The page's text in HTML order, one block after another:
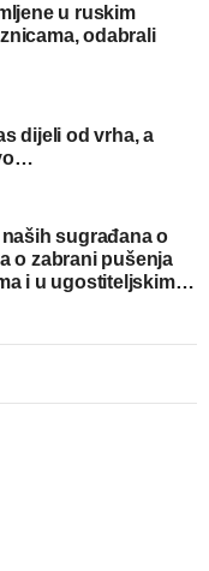
u ruskim
odabrali
dijeli od vrha, a
sugrađana o
o zabrani pušenja
i u ugostiteljskim